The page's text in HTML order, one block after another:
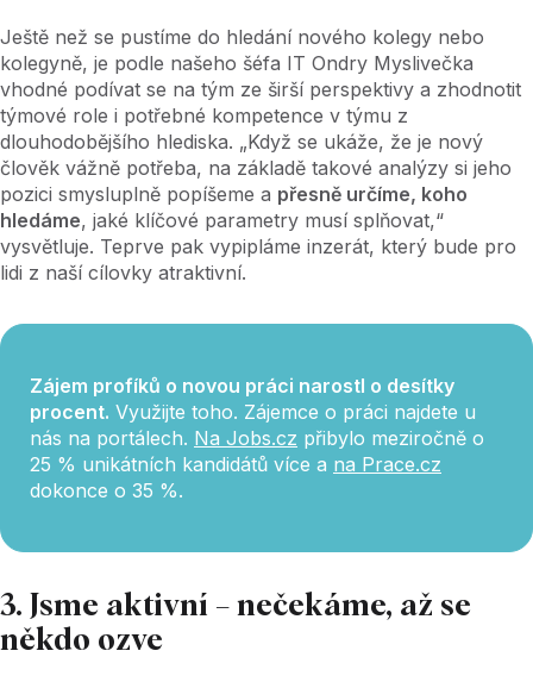
Ještě než se pustíme do hledání nového kolegy nebo
kolegyně, je podle našeho šéfa IT Ondry Myslivečka
vhodné podívat se na tým ze širší perspektivy a zhodnotit
týmové role i potřebné kompetence v týmu z
dlouhodobějšího hlediska. „Když se ukáže, že je nový
člověk vážně potřeba, na základě takové analýzy si jeho
pozici smysluplně popíšeme a přesně určíme, koho
hledáme, jaké klíčové parametry musí splňovat,“
vysvětluje. Teprve pak vypipláme inzerát, který bude pro
lidi z naší cílovky atraktivní.
Zájem profíků o novou práci narostl o desítky
procent. Využijte toho. Zájemce o práci najdete u
nás na portálech. Na Jobs.cz přibylo meziročně o
25 % unikátních kandidátů více a na Prace.cz
dokonce o 35 %.
3. Jsme aktivní – nečekáme, až se
někdo ozve